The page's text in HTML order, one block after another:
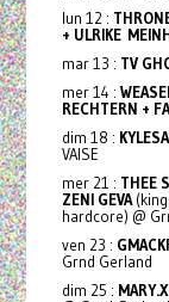
lun 12 :
+ ULRIKE
mar 13 : TV
mer 14 :
RECHTERN +
dim 18 :
VAISE
mer 21 : THEE
ZENI GEVA
hardcore) @
ven 23 :
Grnd Gerland
dim 25 :